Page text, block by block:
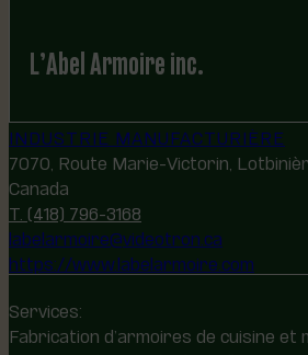
L’Abel Armoire inc.
INDUSTRIE MANUFACTURIÈRE
7070, Route Marie-Victorin,
Canada
T. (418) 796-3168
labelarmoire@videotron.ca
https://www.labelarmoire.com
Services:
Fabrication d’armoires de cuisine et